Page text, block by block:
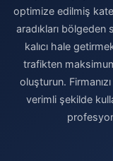
optimize edilmiş
aradıkları bölgeden
kalıcı hale
trafikten
oluşturun.
verimli şekilde